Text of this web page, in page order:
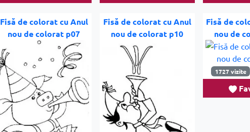
Fisă de colorat cu Anul
nou de colorat p07
Fisă de colorat cu Anul
nou de colorat p10
Fisă de
nou de
1727 vizite